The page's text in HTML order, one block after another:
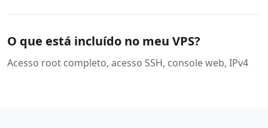
O que está incluído no meu VPS?
Acesso root completo, acesso SSH, console web, IPv4